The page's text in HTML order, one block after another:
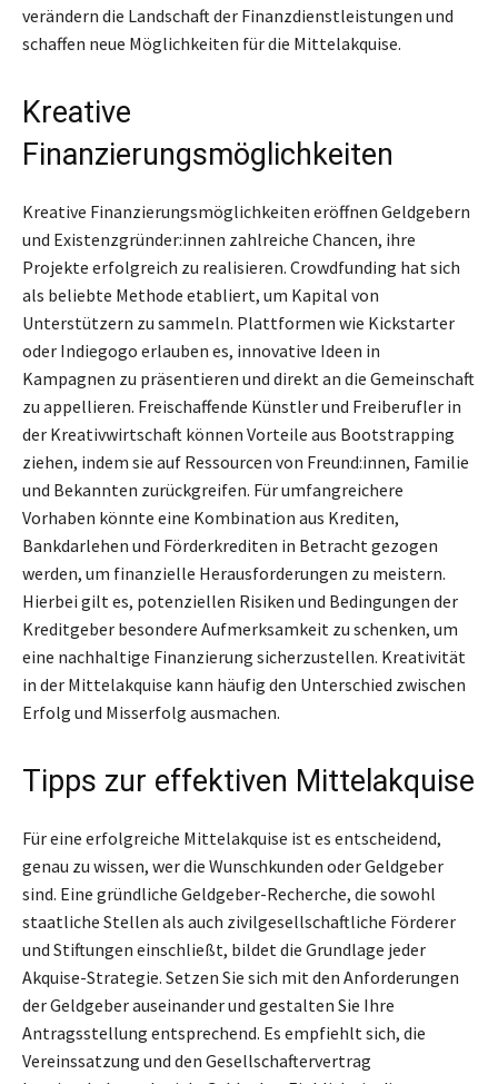
verändern die Landschaft der Finanzdienstleistungen und
schaffen neue Möglichkeiten für die Mittelakquise.
Kreative
Finanzierungsmöglichkeiten
Kreative Finanzierungsmöglichkeiten eröffnen Geldgebern
und Existenzgründer:innen zahlreiche Chancen, ihre
Projekte erfolgreich zu realisieren. Crowdfunding hat sich
als beliebte Methode etabliert, um Kapital von
Unterstützern zu sammeln. Plattformen wie Kickstarter
oder Indiegogo erlauben es, innovative Ideen in
Kampagnen zu präsentieren und direkt an die Gemeinschaft
zu appellieren. Freischaffende Künstler und Freiberufler in
der Kreativwirtschaft können Vorteile aus Bootstrapping
ziehen, indem sie auf Ressourcen von Freund:innen, Familie
und Bekannten zurückgreifen. Für umfangreichere
Vorhaben könnte eine Kombination aus Krediten,
Bankdarlehen und Förderkrediten in Betracht gezogen
werden, um finanzielle Herausforderungen zu meistern.
Hierbei gilt es, potenziellen Risiken und Bedingungen der
Kreditgeber besondere Aufmerksamkeit zu schenken, um
eine nachhaltige Finanzierung sicherzustellen. Kreativität
in der Mittelakquise kann häufig den Unterschied zwischen
Erfolg und Misserfolg ausmachen.
Tipps zur effektiven Mittelakquise
Für eine erfolgreiche Mittelakquise ist es entscheidend,
genau zu wissen, wer die Wunschkunden oder Geldgeber
sind. Eine gründliche Geldgeber-Recherche, die sowohl
staatliche Stellen als auch zivilgesellschaftliche Förderer
und Stiftungen einschließt, bildet die Grundlage jeder
Akquise-Strategie. Setzen Sie sich mit den Anforderungen
der Geldgeber auseinander und gestalten Sie Ihre
Antragsstellung entsprechend. Es empfiehlt sich, die
Vereinssatzung und den Gesellschaftervertrag